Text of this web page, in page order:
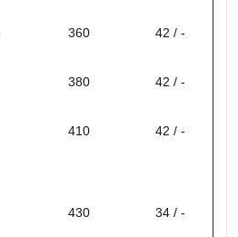
360
42 / -
380
42 / -
410 42 / -
430
34 / -